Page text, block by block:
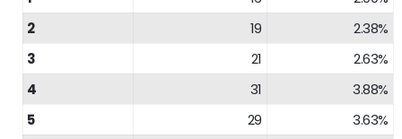
2
19
2.38%
3
21
2.63%
4
31
3.88%
5
29
3.63%